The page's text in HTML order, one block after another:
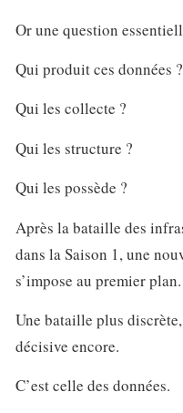
Or une question
Qui produit ces données ?
Qui les collecte ?
Qui les structure ?
Qui les possède ?
Après la bataille des
dans la Saison 1, une
s’impose au premier plan.
Une bataille plus
décisive encore.
C’est celle des données.